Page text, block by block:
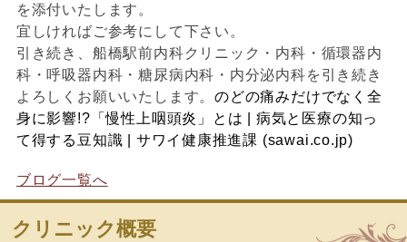
を添付いたします。
宜しければご参考にして下さい。
引き続き、船橋駅前内科クリニック・内科・循環器内
科・呼吸器内科・糖尿病内科・内分泌内科を引き続き
よろしくお願いいたします。のどの痛みだけでなく全
身に影響!?「慢性上咽頭炎」とは | 病気と医療の知っ
て得する豆知識 | サワイ健康推進課 (sawai.co.jp)
ブログ一覧へ
クリニック概要